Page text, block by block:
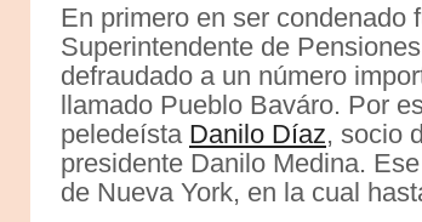
En primero en ser condenado
Superintendente de
defraudado a un número
llamado Pueblo Baváro. Por
peledeísta Danilo Díaz, socio
presidente Danilo Medina.
de Nueva York, en la cual